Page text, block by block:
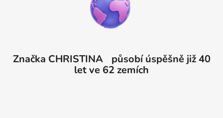
Značka CHRISTINA působí úspěšně již 40
let ve 62 zemích